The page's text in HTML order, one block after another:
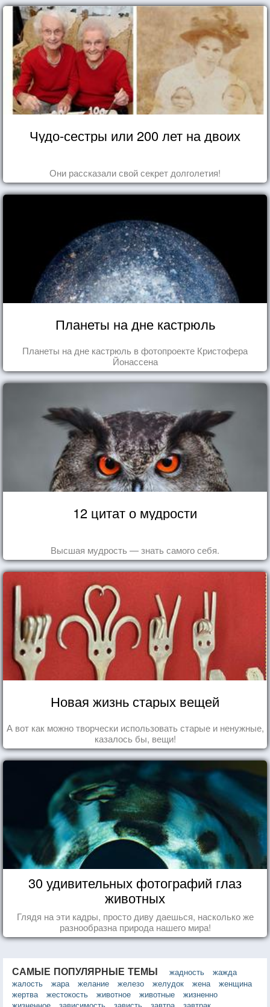
Чудо-сестры или 200 лет на двоих
Они рассказали свой секрет долголетия!
Планеты на дне кастрюль
Планеты на дне кастрюль в фотопроекте Кристофера
Йонассена
12 цитат о мудрости
Высшая мудрость — знать самого себя.
Новая жизнь старых вещей
А вот как можно творчески использовать старые и ненужные,
казалось бы, вещи!
30 удивительных фотографий глаз
животных
Глядя на эти кадры, просто диву даешься, насколько же
разнообразна природа нашего мира!
САМЫЕ ПОПУЛЯРНЫЕ ТЕМЫ жадность
жажда
жалость
жара желание железо желудок жена
женщина
жертва
жестокость животное животные
жизненно